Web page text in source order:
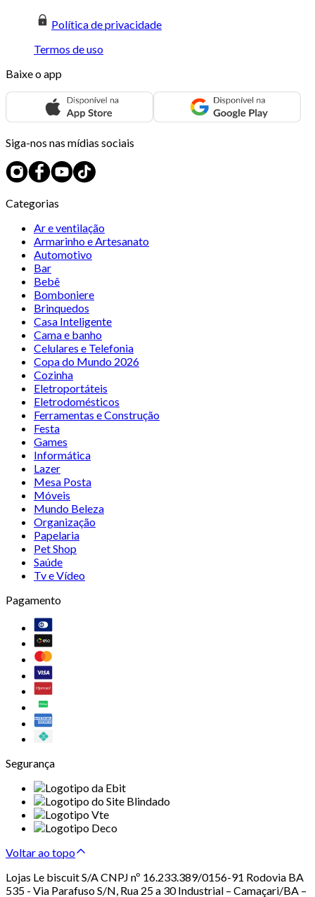
Política de privacidade
Termos de uso
Baixe o app
Siga-nos nas mídias sociais
Categorias
Ar e ventilação
Armarinho e Artesanato
Automotivo
Bar
Bebê
Bomboniere
Brinquedos
Casa Inteligente
Cama e banho
Celulares e Telefonia
Copa do Mundo 2026
Cozinha
Eletroportáteis
Eletrodomésticos
Ferramentas e Construção
Festa
Games
Informática
Lazer
Mesa Posta
Móveis
Mundo Beleza
Organização
Papelaria
Pet Shop
Saúde
Tv e Vídeo
Pagamento
Segurança
Voltar ao topo
Lojas Le biscuit S/A CNPJ nº 16.233.389/0156-91 Rodovia BA
535 - Via Parafuso S/N, Rua 25 a 30 Industrial – Camaçari/BA –